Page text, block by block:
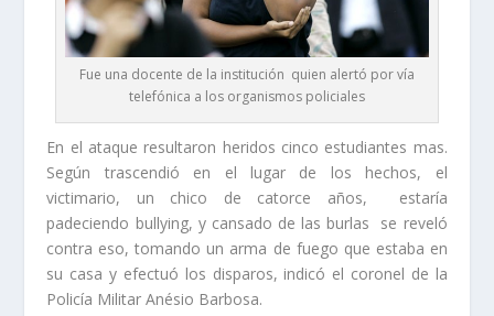
Fue una docente de la institución quien alertó por vía
telefónica a los organismos policiales
En el ataque resultaron heridos cinco estudiantes mas.
Según trascendió en el lugar de los hechos, el
victimario, un chico de catorce años, estaría
padeciendo bullying, y cansado de las burlas se reveló
contra eso, tomando un arma de fuego que estaba en
su casa y efectuó los disparos, indicó el coronel de la
Policía Militar Anésio Barbosa.